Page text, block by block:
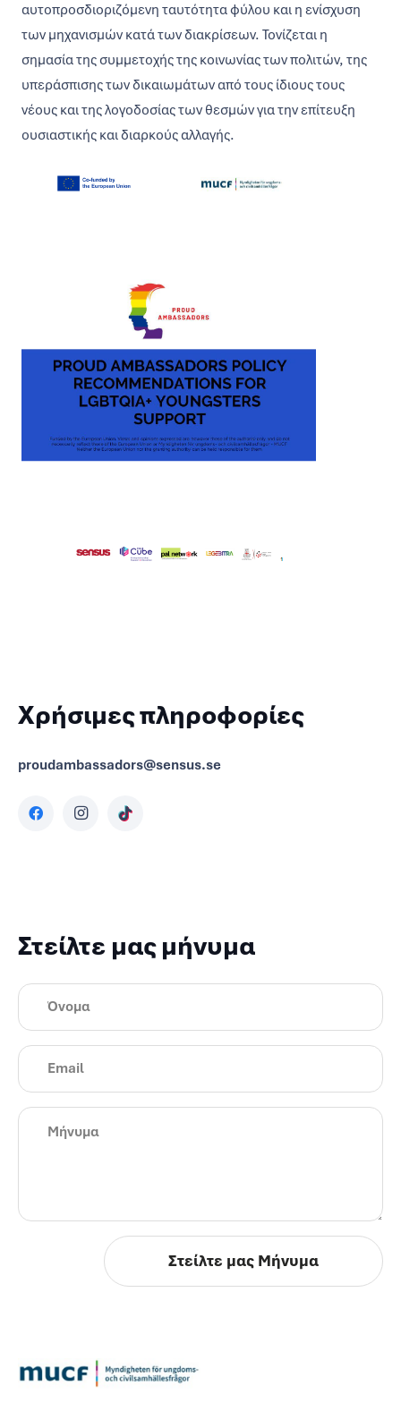
αυτοπροσδιοριζόμενη ταυτότητα φύλου και η ενίσχυση
των μηχανισμών κατά των διακρίσεων. Τονίζεται η
σημασία της συμμετοχής της κοινωνίας των πολιτών, της
υπεράσπισης των δικαιωμάτων από τους ίδιους τους
νέους και της λογοδοσίας των θεσμών για την επίτευξη
ουσιαστικής και διαρκούς αλλαγής.
Χρήσιμες πληροφορίες
proudambassadors@sensus.se
Στείλτε μας μήνυμα
Στείλτε μας Μήνυμα